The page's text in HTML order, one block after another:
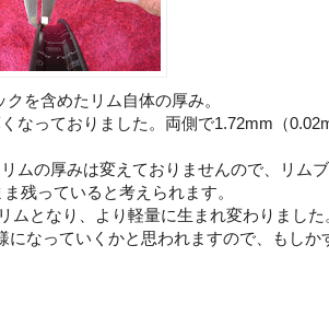
を含めたリム自体の厚み。
なっておりました。両側で1.72mm（
ムの厚みは変えておりませんので、リム
残っていると考えられます。
ムとなり、より軽量に生まれ変わりました
なっていくかと思われますので、もしか